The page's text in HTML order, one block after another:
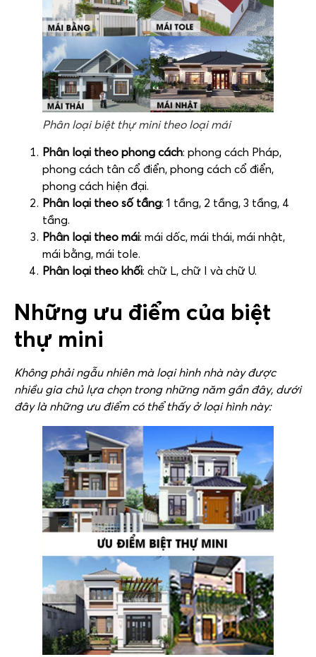
Phân loại biệt thự mini theo loại mái
Phân loại theo phong cách: phong cách Pháp,
phong cách tân cổ điển, phong cách cổ điển,
phong cách hiện đại.
Phân loại theo số tầng: 1 tầng, 2 tầng, 3 tầng, 4
tầng.
Phân loại theo mái: mái dốc, mái thái, mái nhật,
mái bằng, mái tole.
Phân loại theo khối: chữ L, chữ I và chữ U.
Những ưu điểm của biệt
thự mini
Không phải ngẫu nhiên mà loại hình nhà này được
nhiều gia chủ lựa chọn trong những năm gần đây, dưới
đây là những ưu điểm có thể thấy ở loại hình này: